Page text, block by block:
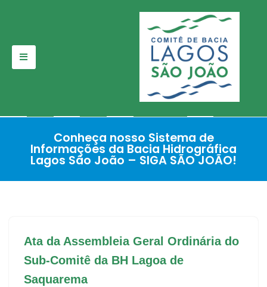
para
Conheça nosso Sistema de
Informações da Bacia Hidrográfica
Lagos São João – SIGA SÃO JOÃO!
Ata da Assembleia Geral Ordinária do
Sub-Comitê da BH Lagoa de
Saquarema